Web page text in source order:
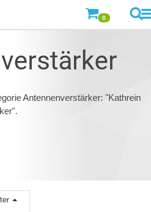
0
Antennenverstärker: "Kathrein